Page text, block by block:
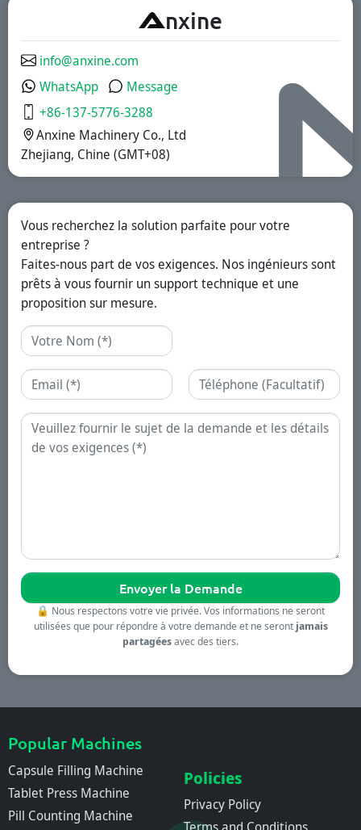
solutions à
libération
immédiate, à
prolongée.
A nxine
info@anxine.com
WhatsApp
Message
+86-137-5776-3288
Anxine Machinery Co., Ltd
Zhejiang, Chine (GMT+08)
Vous recherchez la solution parfaite pour votre
entreprise ?
Faites-nous part de vos exigences. Nos ingénieurs sont
prêts à vous fournir un support technique et une
proposition sur mesure.
Nom
Email Téléphone
Demande
🔒 Nous respectons votre vie privée. Vos informations ne seront
utilisées que pour répondre à votre demande et ne seront jamais
partagéesavec des tiers.
Popular Machines
Capsule Filling Machine
Tablet Press Machine
Pill Counting Machine
Policies
Privacy Policy